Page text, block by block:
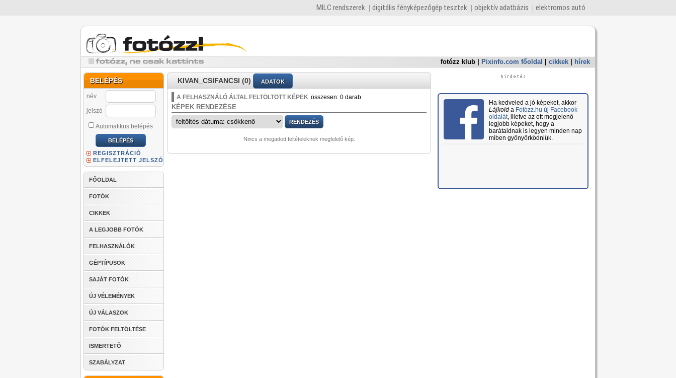
MILC rendszerek digitális fényképezőgép tesztek objektív adatbázis elektromos autó
fotózz klub Pixinfo.com főoldal cikkek hírek
BELÉPÉS
név
jelszó
Automatikus belépés
REGISZTRÁCIÓ
ELFELEJTETT JELSZÓ
FŐOLDAL
FOTÓK
CIKKEK
A LEGJOBB FOTÓK
FELHASZNÁLÓK
GÉPTÍPUSOK
SAJÁT FOTÓK
ÚJ VÉLEMÉNYEK
ÚJ VÁLASZOK
FOTÓK FELTÖLTÉSE
ISMERTETŐ
SZABÁLYZAT
KIVAN_CSIFANCSI (0) ADATOK
A FELHASZNÁLÓ ÁLTAL FELTÖLTÖTT KÉPEK összesen: 0 darab
KÉPEK RENDEZÉSE
Nincs a megadott feltételeknek megfelelő kép.
Ha kedveled a jó képeket, akkor
Lájkolda Fotózz.hu új Facebook
oldalát, illetve az ott megjelenő
legjobb képeket, hogy a
barátaidnak is legyen minden nap
miben gyönyörködniük.